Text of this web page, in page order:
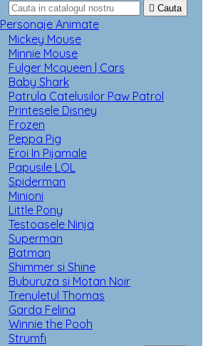
 Cauta
Personaje Animate
Mickey Mouse
Minnie Mouse
Fulger Mcqueen | Cars
Baby Shark
Patrula Catelusilor Paw Patrol
Printesele Disney
Frozen
Peppa Pig
Eroi In Pijamale
Papusile LOL
Spiderman
Minioni
Little Pony
Testoasele Ninja
Superman
Batman
Shimmer si Shine
Buburuza si Motan Noir
Trenuletul Thomas
Garda Felina
Winnie the Pooh
Strumfi